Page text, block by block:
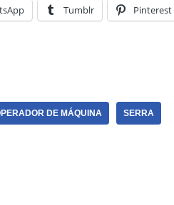
Tumblr Pinterest
DE MÁQUINA SERRA